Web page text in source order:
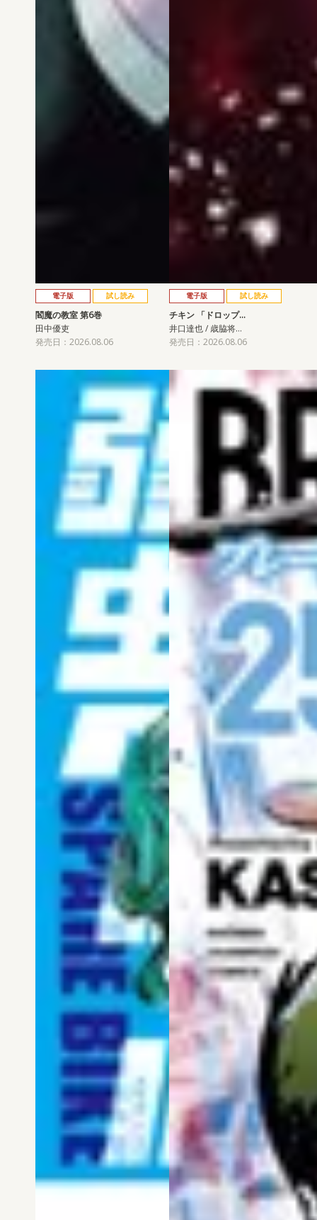
電子版 試し読み
閻魔の教室 第6巻
田中優吏
発売日：2026.08.06
電子版 試し読み
チキン 「ドロップ…
井口達也 / 歳脇将…
発売日：2026.08.06